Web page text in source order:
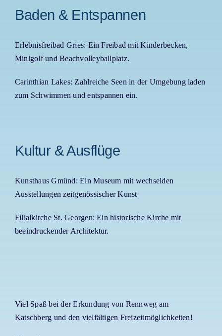
Baden & Entspannen
Erlebnisfreibad Gries: Ein Freibad mit Kinderbecken,
Minigolf und Beachvolleyballplatz.
Carinthian Lakes: Zahlreiche Seen in der Umgebung laden
zum Schwimmen und entspannen ein.
Kultur & Ausflüge
Kunsthaus Gmünd: Ein Museum mit wechselden
Ausstellungen zeitgenössischer Kunst
Filialkirche St. Georgen: Ein historische Kirche mit
beeindruckender Architektur.
Viel Spaß bei der Erkundung von Rennweg am
Katschberg und den vielfältigen Freizeitmöglichkeiten!